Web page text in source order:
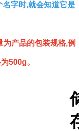
名字时,就会知道它是
产品的包装规格,例
500g。